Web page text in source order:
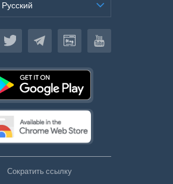
Русский
Русский
Сократить ссылку